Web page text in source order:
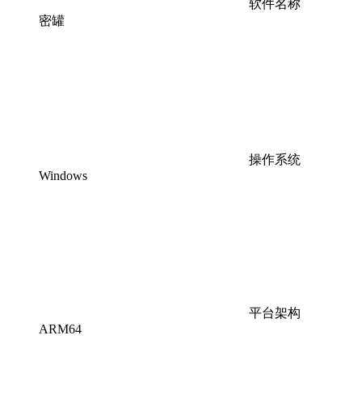
软件名称
密罐
操作系统
Windows
平台架构
ARM64